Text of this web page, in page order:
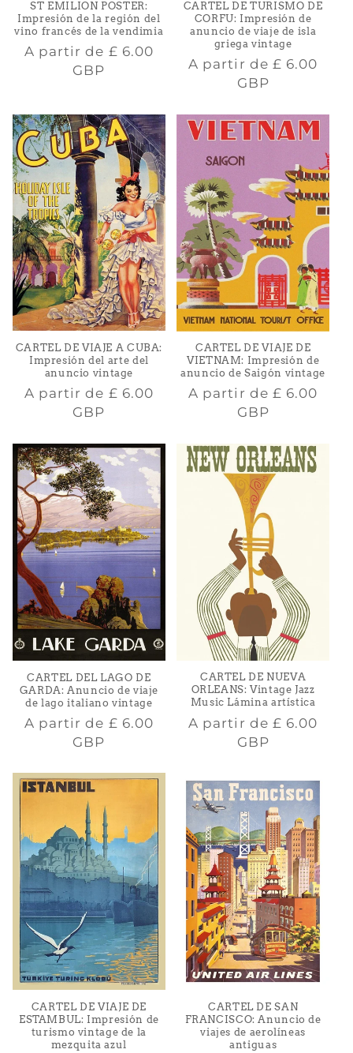
ST EMILION POSTER:
Impresión de la región del
vino francés de la vendimia
Precio
habitual
A partir de £ 6.00
GBP
CARTEL DE TURISMO DE
CORFU: Impresión de
anuncio de viaje de isla
griega vintage
Precio
habitual
A partir de £ 6.00
GBP
CARTEL DE VIAJE A CUBA:
Impresión del arte del
anuncio vintage
Precio
habitual
A partir de £ 6.00
GBP
CARTEL DE VIAJE DE
VIETNAM: Impresión de
anuncio de Saigón vintage
Precio
habitual
A partir de £ 6.00
GBP
CARTEL DEL LAGO DE
GARDA: Anuncio de viaje
de lago italiano vintage
Precio
habitual
A partir de £ 6.00
GBP
CARTEL DE NUEVA
ORLEANS: Vintage Jazz
Music Lámina artística
Precio
habitual
A partir de £ 6.00
GBP
CARTEL DE VIAJE DE
ESTAMBUL: Impresión de
turismo vintage de la
mezquita azul
CARTEL DE SAN
FRANCISCO: Anuncio de
viajes de aerolíneas
antiguas